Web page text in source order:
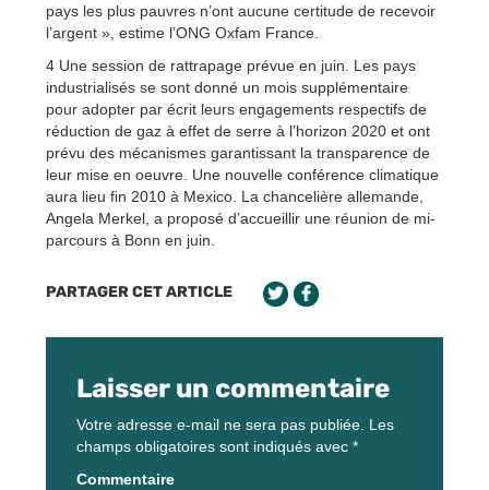
pays les plus pauvres n’ont aucune certitude de recevoir
l’argent », estime l’ONG Oxfam France.
4 Une session de rattrapage prévue en juin. Les pays
industrialisés se sont donné un mois supplémentaire
pour adopter par écrit leurs engagements respectifs de
réduction de gaz à effet de serre à l’horizon 2020 et ont
prévu des mécanismes garantissant la transparence de
leur mise en oeuvre. Une nouvelle conférence climatique
aura lieu fin 2010 à Mexico. La chancelière allemande,
Angela Merkel, a proposé d’accueillir une réunion de mi-
parcours à Bonn en juin.
PARTAGER CET ARTICLE
Laisser un commentaire
Votre adresse e-mail ne sera pas publiée. Les
champs obligatoires sont indiqués avec *
Commentaire